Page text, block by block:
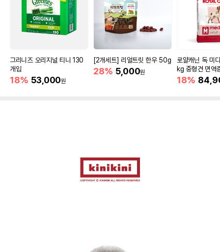
그리니즈 오리지널 티니 130
개입
18% 53,000원
[2개세트] 리얼트릿 한우 50g
28% 5,000원
로얄캐닌 독 미
kg 중형견 면역
18%